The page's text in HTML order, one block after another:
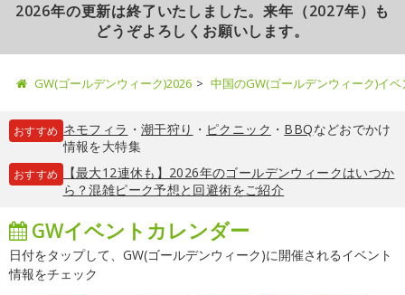
2026年の更新は終了いたしました。来年（2027年）も
どうぞよろしくお願いします。
GW(ゴールデンウィーク)2026 中国のGW(ゴールデンウィーク)イ
おすすめ ネモフィラ ・ 潮干狩り ・ ピクニック ・ BBQなどおでかけ
情報を大特集
おすすめ
【最大12連休も】2026年のゴールデンウィークはいつか
ら？混雑ピーク予想と回避術をご紹介
GWイベントカレンダー
日付をタップして、GW(ゴールデンウィーク)に開催されるイベント
情報をチェック